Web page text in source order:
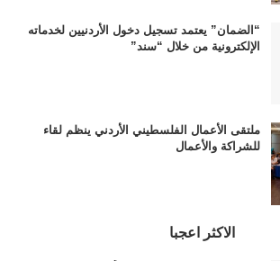
“الضمان” يعتمد تسجيل دخول الأردنيين لخدماته
الإلكترونية من خلال “سند”
ملتقى الأعمال الفلسطيني الأردني ينظم لقاء
للشراكة والأعمال
الاكثر اعجبا